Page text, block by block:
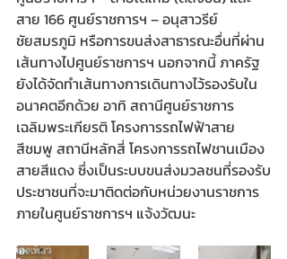
สาย 166 ศูนย์ราชการฯ – อนุสาวรีย์
ชัยสมรภูมิ หรือการขนส่งสาธารณะอื่นที่ผ่าน
เส้นทางไปศูนย์ราชการฯ นอกจากนี้ ภาครัฐ
ยังได้จัดทำเส้นทางการเดินทางไว้รองรับใน
อนาคตอีกด้วย อาทิ สถานีศูนย์ราชการ
เฉลิมพระเกียรติ โครงการรถไฟฟ้าสาย
สีชมพู สถานีหลักสี่ โครงการรถไฟชานเมือง
สายสีแดง ซึ่งเป็นระบบขนส่งมวลชนที่รองรับ
ประชาชนที่จะมาติดต่อกับหน่วยงานราชการ
ภายในศูนย์ราชการฯ แจ้งวัฒนะ